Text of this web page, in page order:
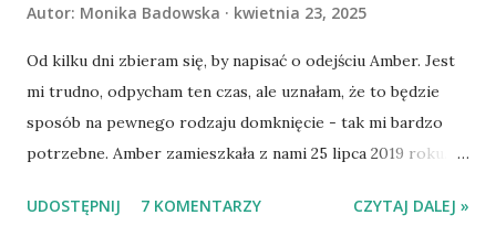
Autor: Monika Badowska kwietnia 23, 2025
Od kilku dni zbieram się, by napisać o odejściu Amber. Jest
mi trudno, odpycham ten czas, ale uznałam, że to będzie
sposób na pewnego rodzaju domknięcie - tak mi bardzo
potrzebne. Amber zamieszkała z nami 25 lipca 2019 roku.
Mazowieckim, pojechaliśmy na wizytę zapoznawczą, a kilka
UDOSTĘPNIJ 7 KOMENTARZY CZYTAJ DALEJ »